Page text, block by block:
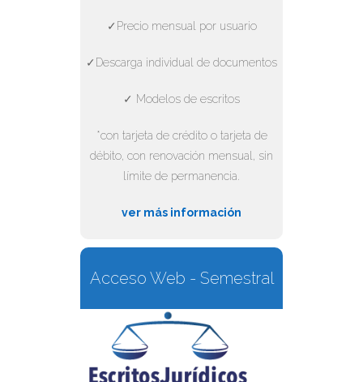
✓Precio mensual por usuario
✓Descarga individual de documentos
✓ Modelos de escritos
*con tarjeta de crédito o tarjeta de
débito, con renovación mensual, sin
límite de permanencia.
ver más información
Acceso Web - Semestral